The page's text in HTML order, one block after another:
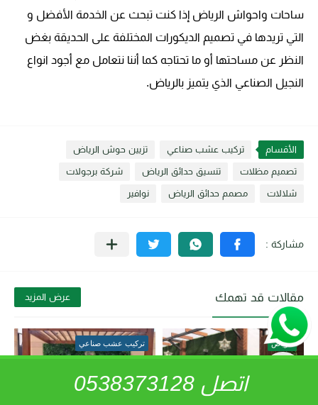
ساحات واحواش الرياض إذا كنت تبحث عن الخدمة الأفضل و
التي تريدها في تصميم الديكورات المختلفة على الحديقة بغض
النظر عن مساحتها أو ما تحتاجه كما أننا نتعامل مع أجود انواع
النجيل الصناعي الذي يتميز بالرياض.
الأقسام تركيب عشب صناعي تزيين حوش الرياض
تصميم مظلات تنسيق حدائق الرياض شركة برجولات
شلالات مصمم حدائق الرياض نوافير
مقالات قد تهمك عرض المزيد
الرياض تركيب عشب صناعي
اتصل 0538373128